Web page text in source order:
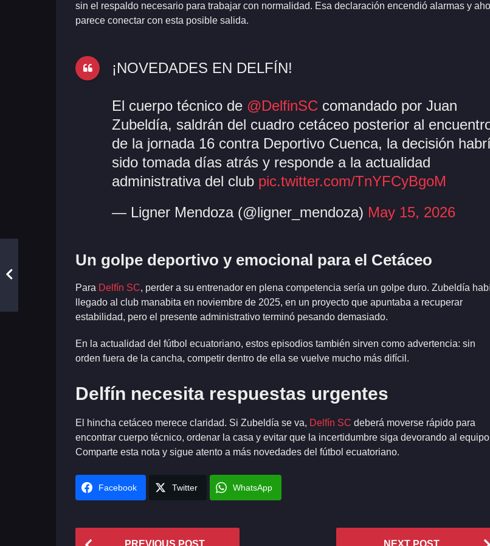
sin el respaldo necesario para trabajar con normalidad. Esa declaración encendió alarmas y
parece conectar con esta posible salida.
¡NOVEDADES EN DELFÍN!
El cuerpo técnico de @DelfinSC comandado por Juan
Zubeldía, saldrán del cuadro cetáceo posterior al
de la jornada 16 contra Deportivo Cuenca, la decisión
sido tomada días atrás y responde a la actualidad
administrativa del club pic.twitter.com/TnYFCyBgoM
— Ligner Mendoza (@ligner_mendoza) May 15, 2026
Un golpe deportivo y emocional para el Cetáceo
Para Delfín SC, perder a su entrenador en plena competencia sería un golpe duro. Zubeldía
llegado al club manabita en noviembre de 2025, en un proyecto que apuntaba a recuperar
estabilidad, pero el presente administrativo terminó pesando demasiado.
En la actualidad del fútbol ecuatoriano, estos episodios también sirven como advertencia: sin
orden fuera de la cancha, competir dentro de ella se vuelve mucho más difícil.
Delfín necesita respuestas urgentes
El hincha cetáceo merece claridad. Si Zubeldía se va, Delfín SC deberá moverse rápido para
encontrar cuerpo técnico, ordenar la casa y evitar que la incertidumbre siga devorando al
Comparte esta nota y sigue atento a más novedades del fútbol ecuatoriano.
Facebook Twitter WhatsApp